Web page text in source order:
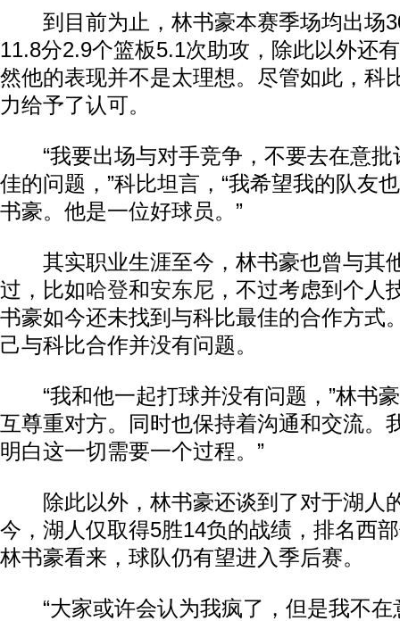
到目前为止，林书豪本赛季场均出场
11.8分2.9个篮板5.1次助攻，除此以外还
然他的表现并不是太理想。尽管如此，科
力给予了认可。
“我要出场与对手竞争，不要去在意批
佳的问题，”科比坦言，“我希望我的队友
书豪。他是一位好球员。”
其实职业生涯至今，林书豪也曾与其
过，比如哈登和安东尼 ，不过考虑到个人
书豪如今还未找到与科比最佳的合作方式
己与科比合作并没有问题。
“我和他一起打球并没有问题，”林书豪
互尊重对方。同时也保持着沟通和交流。
明白这一切需要一个过程。”
除此以外，林书豪还谈到了对于湖人
今，湖人仅取得5胜14负的战绩，排名西
林书豪看来，球队仍有望进入季后赛。
“大家或许会认为我疯了，但是我不在